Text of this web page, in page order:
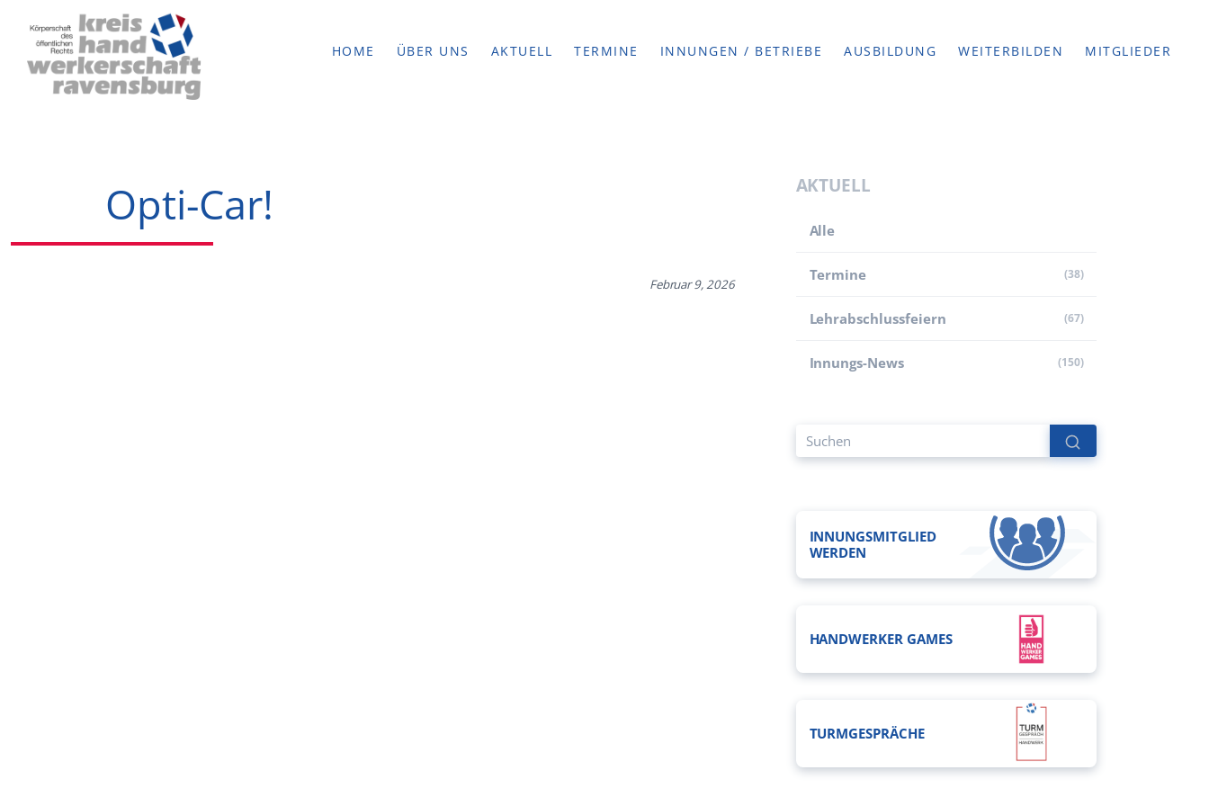
HOME ÜBER UNS AKTUELL TERMINE INNUNGEN / BETRIEBE AUSBILDUNG WEITERBILDEN MITGLIEDER
Opti-Car!
Februar 9, 2026
AKTUELL
Alle
Termine (38)
Lehr­abschluss­feiern (67)
Innungs-News (150)
INNUNGSMITGLIED
WERDEN
HANDWERKER GAMES
TURMGESPRÄCHE